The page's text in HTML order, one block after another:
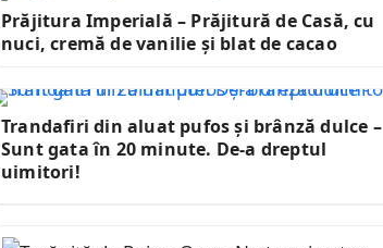
Prăjitura Imperială – Prăjitură de Casă, cu
nuci, cremă de vanilie și blat de cacao
Trandafiri din aluat pufos și brânză dulce –
Sunt gata în 20 minute. De-a dreptul
uimitori!